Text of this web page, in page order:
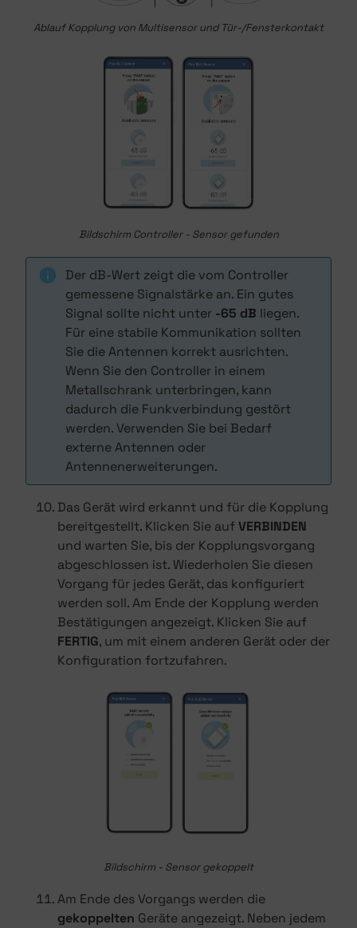
Ablauf Kopplung von Multisensor und Tür-/Fensterkontakt
Bildschirm Controller - Sensor gefunden
Der dB-Wert zeigt die vom Controller
gemessene Signalstärke an. Ein gutes
Signal sollte nicht unter -65 dB liegen.
Für eine stabile Kommunikation sollten
Sie die Antennen korrekt ausrichten.
Wenn Sie den Controller in einem
Metallschrank unterbringen, kann
dadurch die Funkverbindung gestört
werden. Verwenden Sie bei Bedarf
externe Antennen oder
Antennenerweiterungen.
Das Gerät wird erkannt und für die Kopplung
bereitgestellt. Klicken Sie aufVERBINDEN
und warten Sie, bis der Kopplungsvorgang
abgeschlossen ist. Wiederholen Sie diesen
Vorgang für jedes Gerät, das konfiguriert
werden soll. Am Ende der Kopplung werden
Bestätigungen angezeigt. Klicken Sie auf
FERTIG, um mit einem anderen Gerät oder der
Konfiguration fortzufahren.
Bildschirm - Sensor gekoppelt
Am Ende des Vorgangs werden die
gekoppelten Geräte angezeigt. Neben jedem